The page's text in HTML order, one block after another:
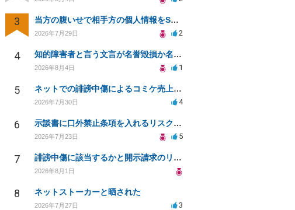
3 当方の腹いせで相手方の個人情報をSNSで晒してしまい名誉毀損させてしまったかもしれない
2026年7月29日 2
4 知的障害者と言う文言が名誉毀損か名誉感情の侵害になるか教えてほしい。
2026年8月4日 1
5 ネットでの誹謗中傷によるコミケ売上減少、損害賠償は可能か？
2026年7月30日 4
6 示談書に口外禁止条項を入れるリスクはありますか？
2026年7月23日 5
7 誹謗中傷に該当するかと開示請求のリスクを知りたい
2026年8月1日
8 ネットストーカーと晒された
2026年7月27日 3